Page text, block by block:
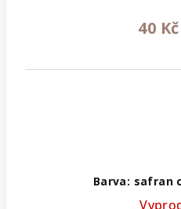
40 Kč
Barva: safran